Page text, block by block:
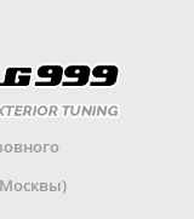
Москвы)